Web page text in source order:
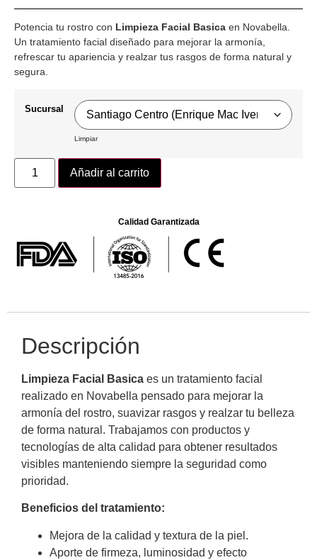
Potencia tu rostro con Limpieza Facial Basica en Novabella.
Un tratamiento facial diseñado para mejorar la armonía,
refrescar tu apariencia y realzar tus rasgos de forma natural y
segura.
Sucursal
Limpiar
Añadir al carrito
Calidad Garantizada
Descripción
Limpieza Facial Basica es un tratamiento facial
realizado en Novabella pensado para mejorar la
armonía del rostro, suavizar rasgos y realzar tu belleza
de forma natural. Trabajamos con productos y
tecnologías de alta calidad para obtener resultados
visibles manteniendo siempre la seguridad como
prioridad.
Beneficios del tratamiento:
Mejora de la calidad y textura de la piel.
Aporte de firmeza, luminosidad y efecto